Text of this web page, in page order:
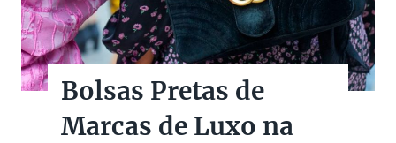
Bolsas Pretas de
Marcas de Luxo na